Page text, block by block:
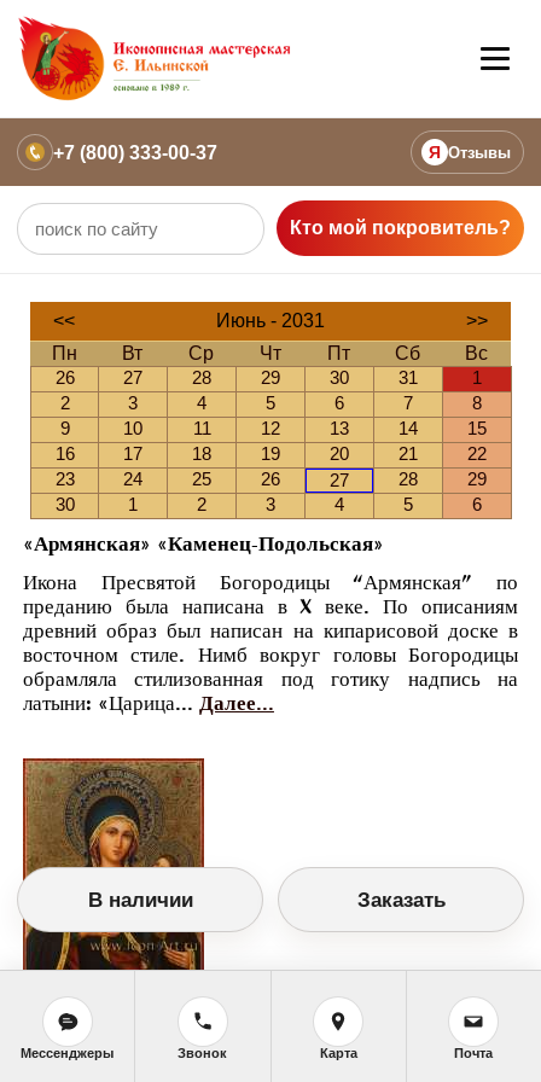
+7 (800) 333-00-37 Я Отзывы
Кто мой покровитель?
<< Июнь - 2031
>>
Пн
Вт Ср Чт Пт Сб
Вс
26
27 28 29 30 31
1
2
3 4 5 6 7
8
9
10 11 12 13 14
15
16
17 18 19 20 21
22
23
24 25 26 27 28
29
30
1 2 3 4 5 6
«Армянская» «Каменец-Подольская»
Икона Пресвятой Богородицы “Армянская” по
преданию была написана в X веке. По описаниям
древний образ был написан на кипарисовой доске в
восточном стиле. Нимб вокруг головы Богородицы
обрамляла стилизованная под готику надпись на
латыни: «Царица... Далее...
Православный календарь
<<Пятница, 27 Июня (14 Июня по старому
В наличии Заказать
Мессенджеры Звонок Карта Почта